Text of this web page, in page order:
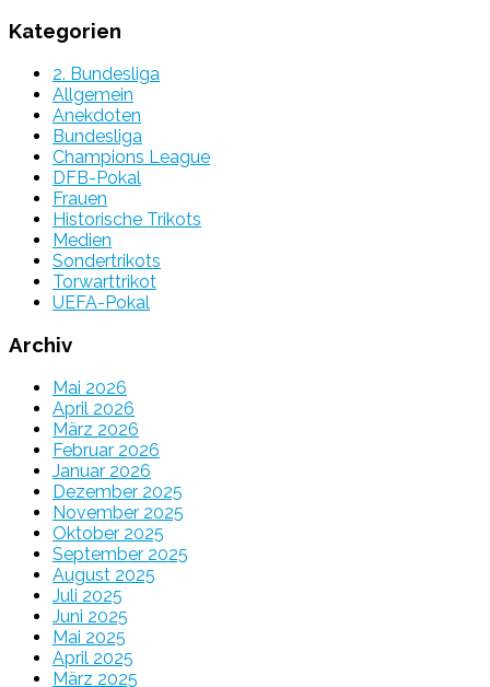
Kategorien
2. Bundesliga
Allgemein
Anekdoten
Bundesliga
Champions League
DFB-Pokal
Frauen
Historische Trikots
Medien
Sondertrikots
Torwarttrikot
UEFA-Pokal
Archiv
Mai 2026
April 2026
März 2026
Februar 2026
Januar 2026
Dezember 2025
November 2025
Oktober 2025
September 2025
August 2025
Juli 2025
Juni 2025
Mai 2025
April 2025
März 2025